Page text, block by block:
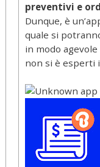
preventivi e
Dunque, è
quale si
in modo
non si è esperti